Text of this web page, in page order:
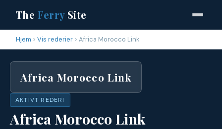
The FerrySite
Hjem Vis rederier Africa Morocco Link
Africa Morocco Link
AKTIVT REDERI
Africa Morocco Link